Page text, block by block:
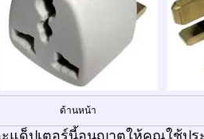
ด้านหน้า